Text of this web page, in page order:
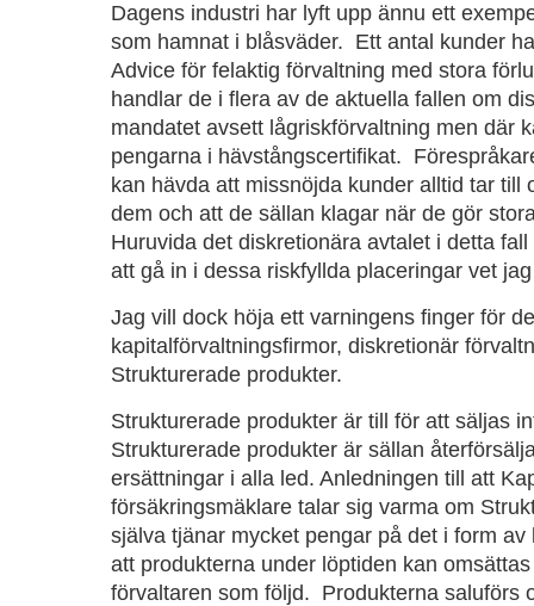
Dagens industri har lyft upp ännu ett
som hamnat i blåsväder. Ett antal kunder
Advice för felaktig förvaltning med stora
handlar de i flera av de aktuella fallen om
mandatet avsett lågriskförvaltning men där
pengarna i hävstångscertifikat.
kan hävda att missnöjda kunder alltid tar till
dem och att de sällan klagar när de gör
Huruvida det diskretionära avtalet i detta
att gå in i dessa riskfyllda placeringar vet
Jag vill dock höja ett varningens finger för
kapitalförvaltningsfirmor, diskretionär
Strukturerade produkter.
Strukturerade produkter är till för att säljas
Strukturerade produkter är sällan
ersättningar i alla led. Anledningen till att
försäkringsmäklare talar sig varma om
själva tjänar mycket pengar på det i form
att produkterna under löptiden kan
förvaltaren som följd. Produkterna saluförs